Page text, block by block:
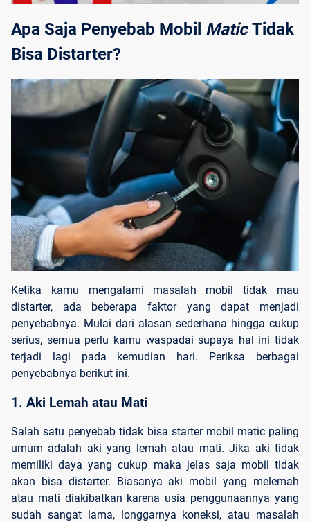
Apa Saja Penyebab Mobil Matic Tidak
Bisa Distarter?
Ketika kamu mengalami masalah mobil tidak mau
distarter, ada beberapa faktor yang dapat menjadi
penyebabnya. Mulai dari alasan sederhana hingga cukup
serius, semua perlu kamu waspadai supaya hal ini tidak
terjadi lagi pada kemudian hari. Periksa berbagai
penyebabnya berikut ini.
1. Aki Lemah atau Mati
Salah satu penyebab tidak bisa starter mobil matic paling
umum adalah aki yang lemah atau mati. Jika aki tidak
memiliki daya yang cukup maka jelas saja mobil tidak
akan bisa distarter. Biasanya aki mobil yang melemah
atau mati diakibatkan karena usia penggunaannya yang
sudah sangat lama, longgarnya koneksi, atau masalah